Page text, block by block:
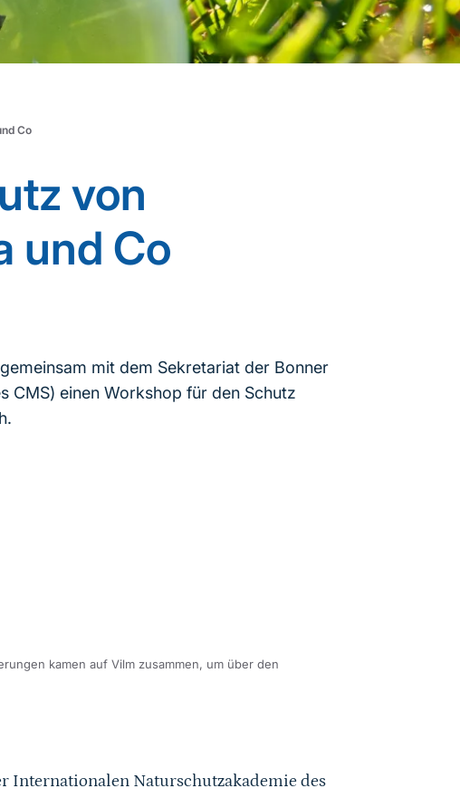
Co
von
und Co
mit dem Sekretariat der Bonner
CMS) einen Workshop für den Schutz
kamen auf Vilm zusammen, um über den
Internationalen Naturschutzakademie des